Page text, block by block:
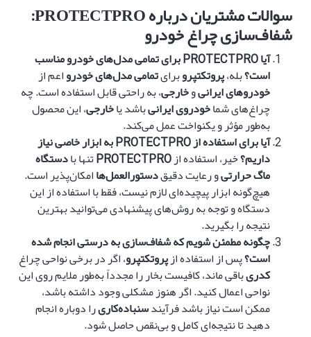
سوالات مشتریان درباره
شفاف‌سازی چراغ خودرو
آیا برای تمامی مدل‌های خودرو مناسب
است؟بله،پروتکتپروبرایتمامی مدل‌های خودرواعم از
خودروهای ایرانیوخارجی، به راحتی قابل استفاده است. چه
چراغ‌های شماخودروی ایرانیباشد یاخارجی، این محصول
به‌طور مؤثر و یکنواخت عمل می‌کند.
آیا برای استفاده از به ابزار خاصی نیاز
داریم؟خیر، استفاده ازPROTECTPROتنها بادستگاه
ماگ حرارتیو رعایت دقیقدستورالعمل‌هاامکان‌پذیر است.
هیچ‌گونه ابزار پیچیده‌ای لازم نیست، فقط با استفاده از این
دستگاه و توجه به روش‌های پیشنهادی می‌توانید بهترین
نتیجه را بگیرید.
چگونه مطمئن شویم که شفاف‌سازی به درستی انجام شده
است؟پس از استفاده ازپروتکتپرو، اگر در برخی نواحی چراغ
کدریباقی ماند، کافیست بخار را مجدداً به‌طور ملایم روی این
نواحی اعمال کنید. اگر هنوز مشکلی وجود داشته باشد،
ممکن است نیاز باشد فرآیندسنباده‌کاریرا دوباره انجام
دهید تا نتیجه‌ای کامل و بی‌نقص حاصل شود.